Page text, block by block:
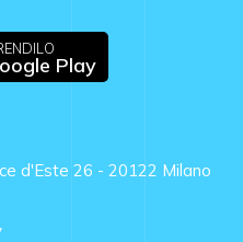
Play
d'Este 26 - 20122 Milano